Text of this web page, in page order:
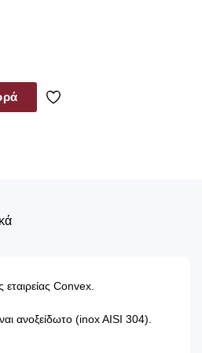
με ένα τόσο ευρύ φάσμα
και στυλ είμαστε σίγουροι ότι θα
Convex.
ανοξείδωτο (inox AISI 304).